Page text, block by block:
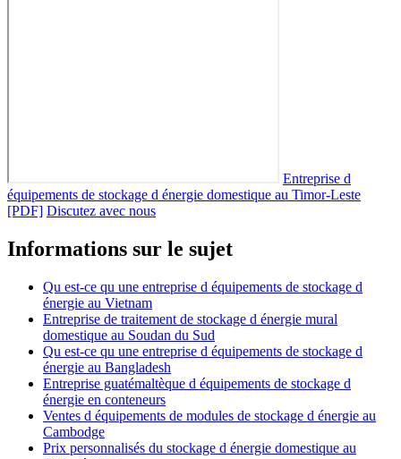
Entreprise d
équipements de stockage d énergie domestique au Timor-Leste
[PDF] Discutez avec nous
Informations sur le sujet
Qu est-ce qu une entreprise d équipements de stockage d
énergie au Vietnam
Entreprise de traitement de stockage d énergie mural
domestique au Soudan du Sud
Qu est-ce qu une entreprise d équipements de stockage d
énergie au Bangladesh
Entreprise guatémaltèque d équipements de stockage d
énergie en conteneurs
Ventes d équipements de modules de stockage d énergie au
Cambodge
Prix personnalisés du stockage d énergie domestique au